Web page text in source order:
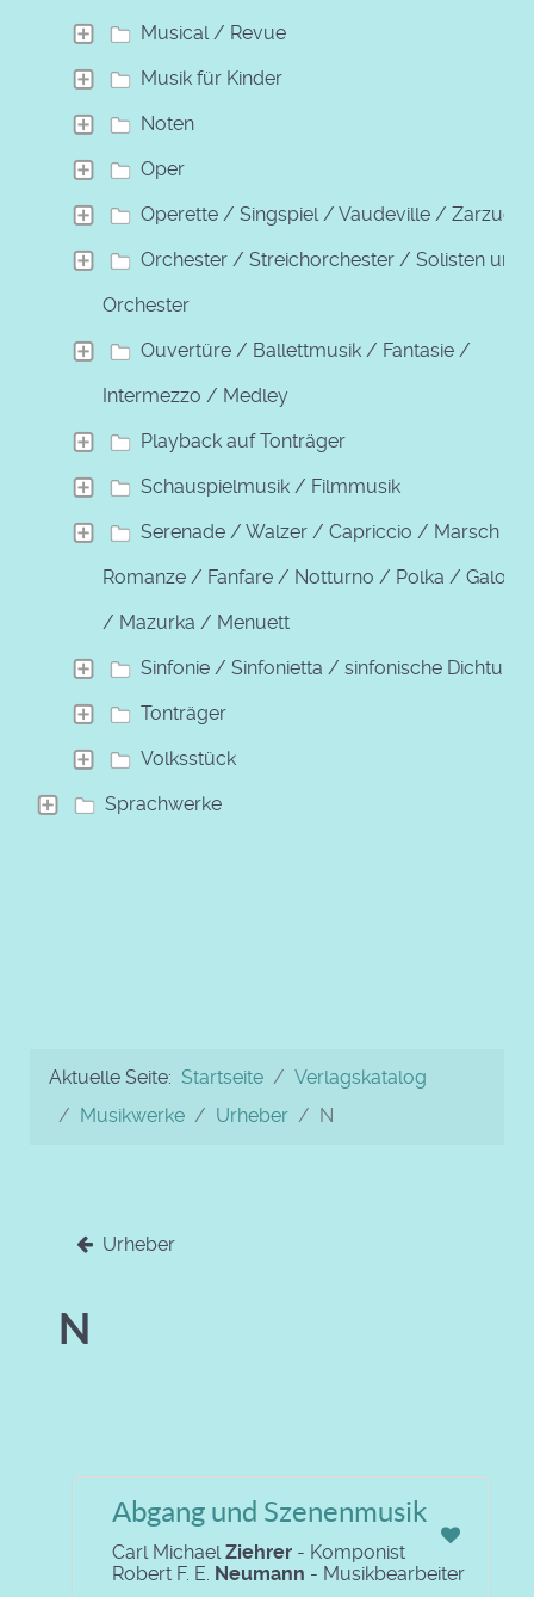
Musical / Revue
Musik für Kinder
Noten
Oper
Operette / Singspiel / Vaudeville / Zarzuela
Orchester / Streichorchester / Solisten und
Orchester
Ouvertüre / Ballettmusik / Fantasie /
Intermezzo / Medley
Playback auf Tonträger
Schauspielmusik / Filmmusik
Serenade / Walzer / Capriccio / Marsch /
Romanze / Fanfare / Notturno / Polka / Galopp
/ Mazurka / Menuett
Sinfonie / Sinfonietta / sinfonische Dichtung
Tonträger
Volksstück
Sprachwerke
Aktuelle Seite: Startseite
Verlagskatalog
Musikwerke
Urheber N
Urheber
N
Abgang und Szenenmusik
Carl MichaelZiehrer - Komponist
Robert F. E. Neumann - Musikbearbeiter